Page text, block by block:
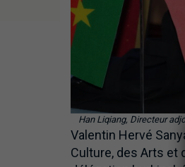
Han Liqiang, Directeur
Valentin Hervé
Culture, des Arts et